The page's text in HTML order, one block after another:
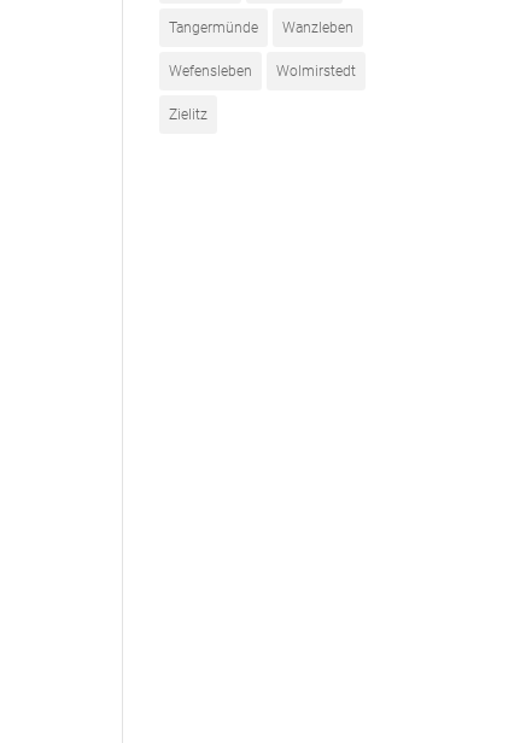
Tangermünde Wanzleben
Wefensleben Wolmirstedt
Zielitz